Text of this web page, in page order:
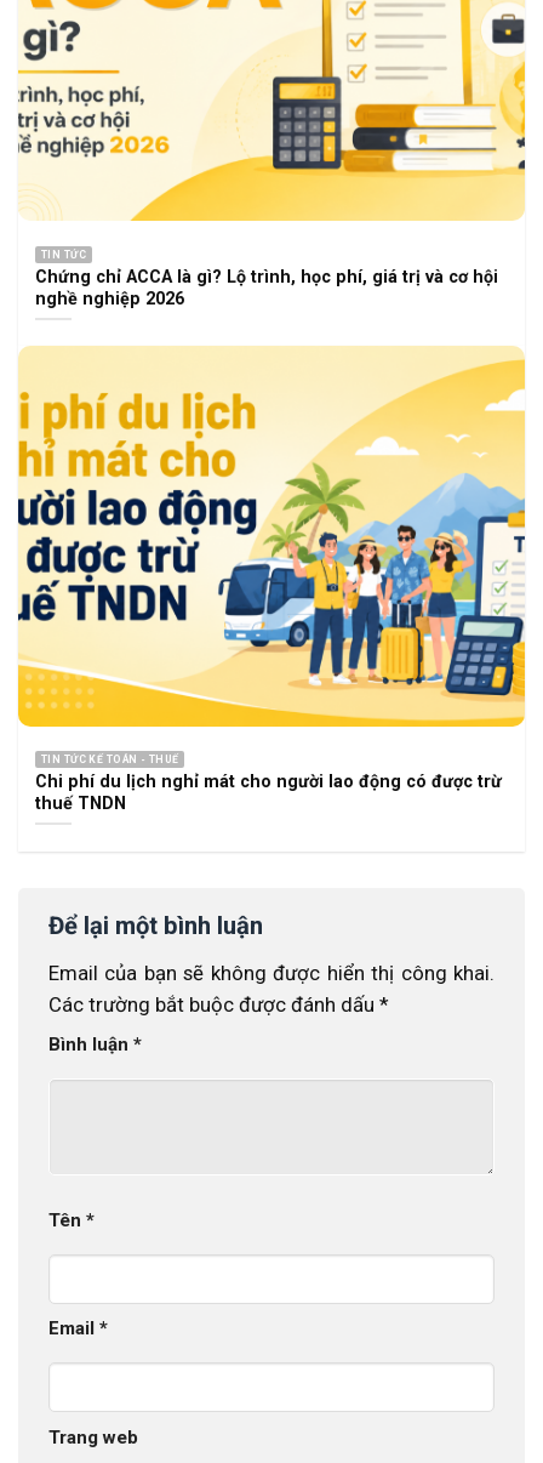
TIN TỨC
Chứng chỉ ACCA là gì? Lộ trình, học phí, giá trị và cơ hội
nghề nghiệp 2026
TIN TỨC KẾ TOÁN - THUẾ
Chi phí du lịch nghỉ mát cho người lao động có được trừ
thuế TNDN
Để lại một bình luận
Email của bạn sẽ không được hiển thị công khai.
Các trường bắt buộc được đánh dấu *
Bình luận *
Tên *
Email *
Trang web